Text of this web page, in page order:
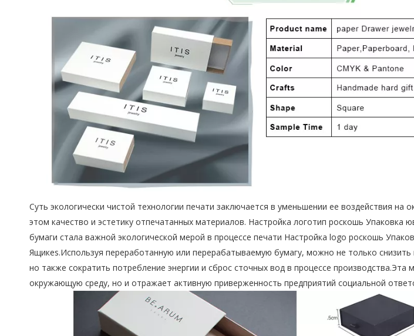
Суть экологически чистой технологии печати заключается в уменьшении ее воздействия на
этом качество и эстетику отпечатанных материалов. Настройка логотип роскошь Упаковка
бумаги стала важной экологической мерой в процессе печати Настройка logo роскошь
Ящикes.Используя переработанную или перерабатываемую бумагу, можно не только снизить
но также сократить потребление энергии и сброс сточных вод в процессе
окружающую среду, но и отражает активную приверженность предприятий социальной